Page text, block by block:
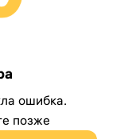
ошибка.
позже